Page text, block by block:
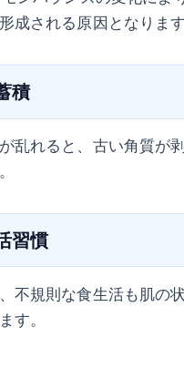
成される原因となります
積
乱れると、古い角質が
習慣
不規則な食生活も肌の
す。